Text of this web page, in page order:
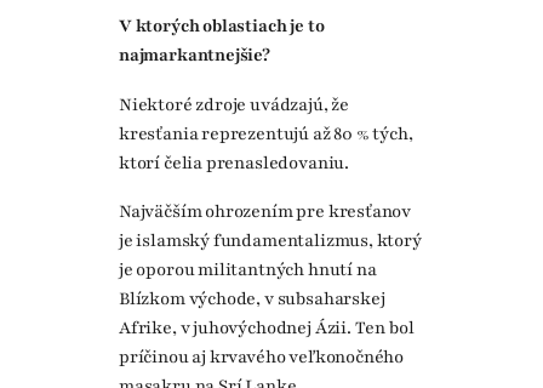
V ktorých oblastiach je to
najmarkantnejšie?
Niektoré zdroje uvádzajú, že
kresťania reprezentujú až 80 % tých,
ktorí čelia prenasledovaniu.
Najväčším ohrozením pre kresťanov
je islamský fundamentalizmus, ktorý
je oporou militantných hnutí na
Blízkom východe, v subsaharskej
Afrike, v juhovýchodnej Ázii. Ten bol
príčinou aj krvavého veľkonočného